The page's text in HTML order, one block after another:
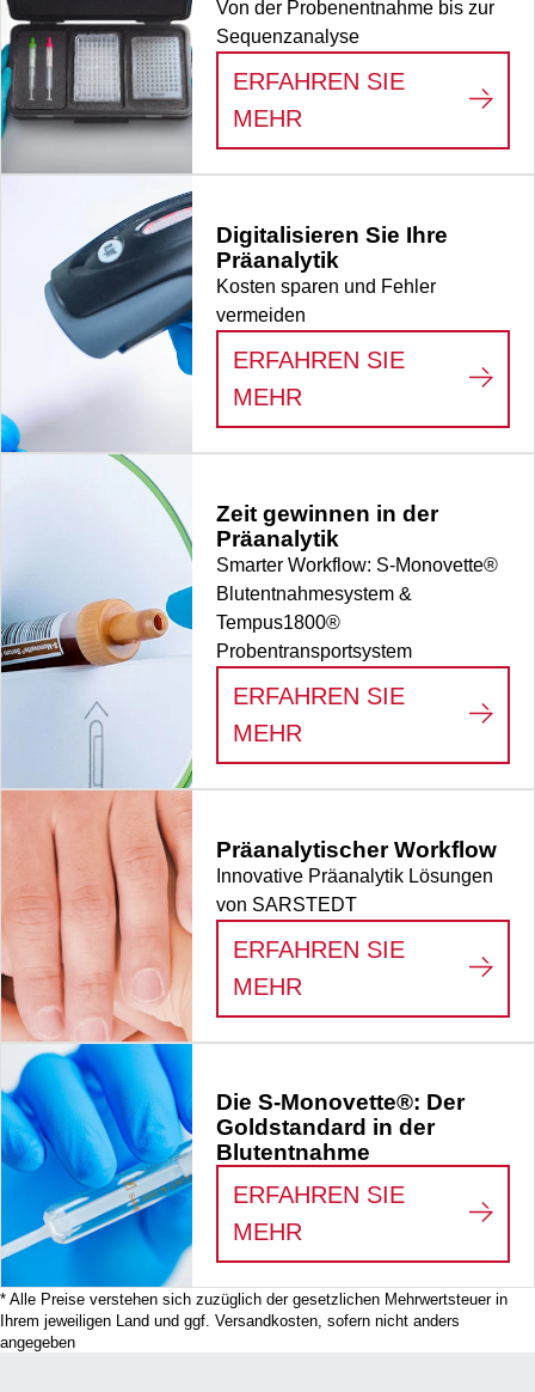
Von der Probenentnahme bis zur
Sequenzanalyse
ERFAHREN SIE
MEHR
MISSION-READY
Digitalisieren Sie Ihre
Präanalytik
Kosten sparen und Fehler
vermeiden
ERFAHREN SIE
MEHR
DIGITALISIEREN
Zeit gewinnen in der
Präanalytik
Smarter Workflow: S-Monovette®
Blutentnahmesystem &
Tempus1800®
Probentransportsystem
ERFAHREN SIE
MEHR
ZEIT GEWINNEN
Präanalytischer Workflow
Innovative Präanalytik Lösungen
von SARSTEDT
ERFAHREN SIE
MEHR
Die S-Monovette®: Der
Goldstandard in der
Blutentnahme
ERFAHREN SIE
MEHR
DIE S-
* Alle Preise verstehen sich zuzüglich der gesetzlichen Mehrwertsteuer in
Ihrem jeweiligen Land und ggf. Versandkosten, sofern nicht anders
angegeben